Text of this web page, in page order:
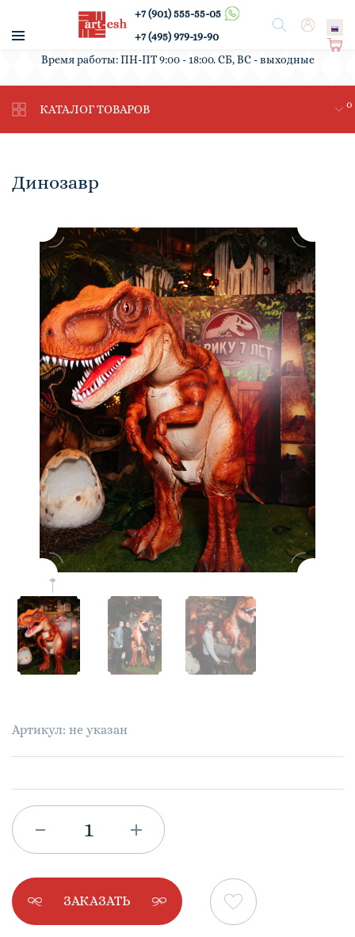
Поиск
+7 (901) 555-55-05
+7 (495) 979-19-90
Ко
ин
а
0
Вход
/
Время работы: ПН-ПТ 9:00 - 18:00. СБ, ВС - выходные
КАТАЛОГ ТОВАРОВ
Динозавр
Артикул: не указан
ЗАКАЗАТЬ